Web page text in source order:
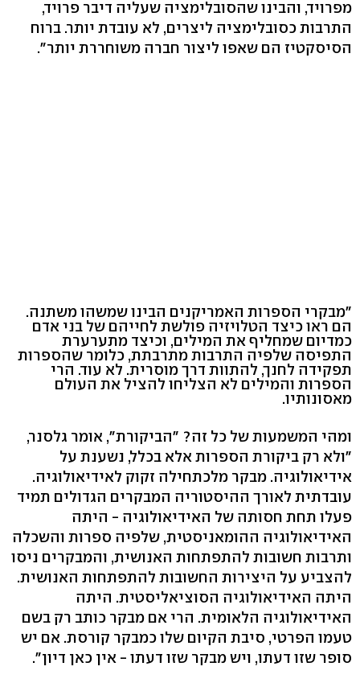
מפרויד, והבינו שהסובלימציה שעליה דיבר פרויד,
התרבות כסובלימציה ליצרים, לא עובדת יותר. ברוח
הסיסקטיז הם שאפו ליצור חברה משוחררת יותר".
"מבקרי הספרות האמריקנים הבינו שמשהו משתנה.
הם ראו כיצד הטלויזיה פולשת לחייהם של בני אדם
כמדיום שמחליף את המילים, וכיצד מתערערת
התפיסה שלפיה התרבות מתרבתת, כלומר שהספרות
תפקידה לחנך, להתוות דרך מוסרית. לא עוד. הרי
הספרות והמילים לא הצליחו להציל את העולם
מאסונותיו.
ומהי המשמעות של כל זה? "הביקורת", אומר גלסנר,
"ולא רק ביקורת הספרות אלא בכלל, נשענת על
אידיאולוגיה. מבקר מלכתחילה זקוק לאידיאולוגיה.
עובדתית לאורך ההיסטוריה המבקרים הגדולים תמיד
פעלו תחת חסותה של האידיאולוגיה - היתה
האידיאולוגיה ההומאניסטית, שלפיה ספרות והשכלה
ותרבות חשובות להתפתחות האנושית, והמבקרים ניסו
להצביע על היצירות החשובות להתפתחות האנושית.
היתה האידיאולוגיה הסוציאליסטית. היתה
האידיאולוגיה הלאומית. הרי אם מבקר כותב רק בשם
טעמו הפרטי, סיבת הקיום שלו כמבקר קורסת. אם יש
סופר שזו דעתו, ויש מבקר שזו דעתו - אין כאן דיון".